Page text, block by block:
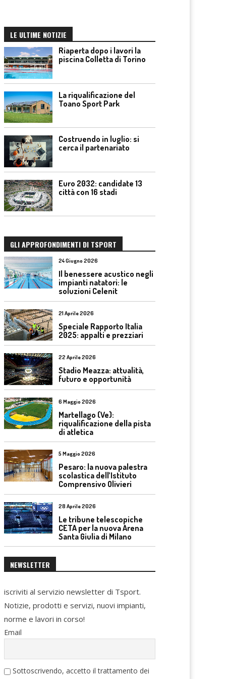
LE ULTIME NOTIZIE
Riaperta dopo i lavori la
piscina Colletta di Torino
La riqualificazione del
Toano Sport Park
Costruendo in luglio: si
cerca il partenariato
Euro 2032: candidate 13
città con 16 stadi
GLI APPROFONDIMENTI DI TSPORT
24 Giugno 2026
Il benessere acustico negli
impianti natatori: le
soluzioni Celenit
21 Aprile 2026
Speciale Rapporto Italia
2025: appalti e prezziari
22 Aprile 2026
Stadio Meazza: attualità,
futuro e opportunità
6 Maggio 2026
Martellago (Ve):
riqualificazione della pista
di atletica
5 Maggio 2026
Pesaro: la nuova palestra
scolastica dell’Istituto
Comprensivo Olivieri
28 Aprile 2026
Le tribune telescopiche
CETA per la nuova Arena
Santa Giulia di Milano
NEWSLETTER
iscriviti al servizio newsletter di Tsport.
Notizie, prodotti e servizi, nuovi impianti,
norme e lavori in corso!
Email
Sottoscrivendo, accetto il trattamento dei